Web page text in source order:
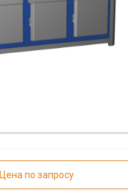
Цена по запросу